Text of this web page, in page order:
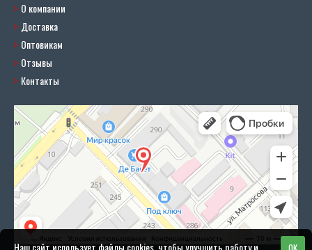
О компании
Доставка
Оптовикам
Отзывы
Контакты
Наш сайт использует файлы cookies, чтобы улучшить работу и